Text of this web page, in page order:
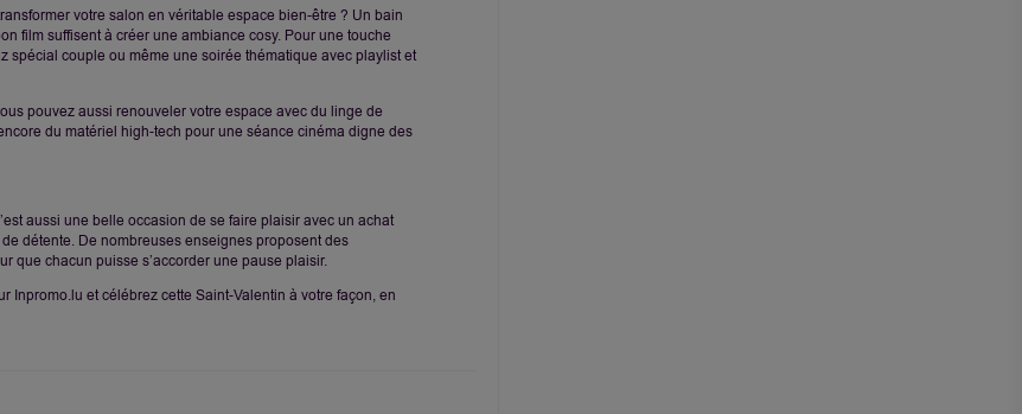
votre salon en véritable espace bien-être ? Un bain
film suffisent à créer une ambiance cosy. Pour une touche
spécial couple ou même une soirée thématique avec playlist et
pouvez aussi renouveler votre espace avec du linge de
du matériel high-tech pour une séance cinéma digne des
aussi une belle occasion de se faire plaisir avec un achat
détente. De nombreuses enseignes proposent des
que chacun puisse s’accorder une pause plaisir.
Inpromo.lu et célébrez cette Saint-Valentin à votre façon, en